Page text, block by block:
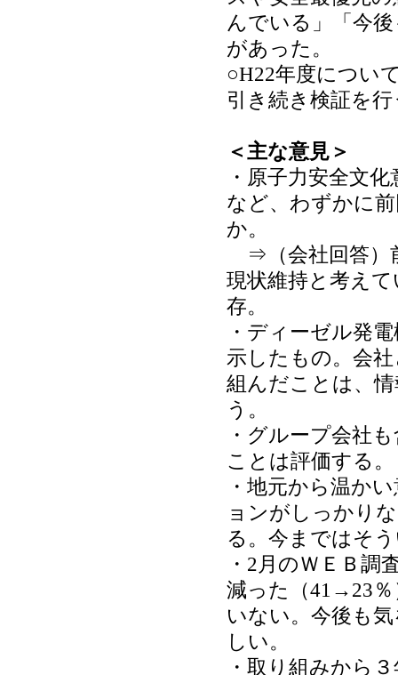
んでいる」「今
があった。
○H22年度につい
引き続き検証を行
＜主な意見＞
・原子力安全文
など、わずかに
か。
⇒（会社回答）
現状維持と考え
存。
・ディーゼル発
示したもの。会
組んだことは、
う。
・グループ会社
ことは評価する。
・地元から温か
ョンがしっかり
る。今まではそ
・2月のＷＥＢ調
減った（41→23
いない。今後も
しい。
・取り組みから